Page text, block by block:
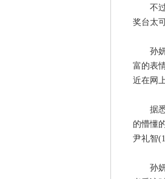
不过
奖台太
孙妍
富的表
近在网
据悉
的懵懂
尹礼智
孙妍